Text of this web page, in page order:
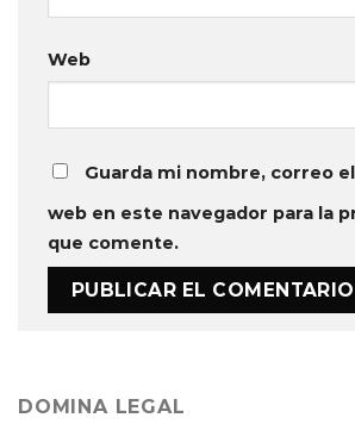
Web
Guarda mi nombre, correo
web en este navegador para la
que comente.
DOMINA LEGAL